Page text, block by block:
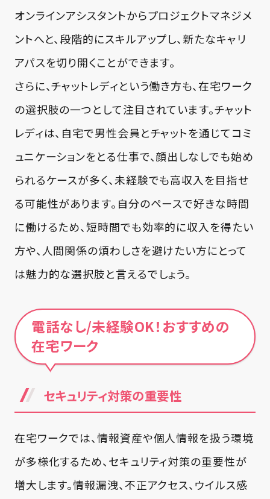
オンラインアシスタントからプロジェクトマネジメ
ントへと、段階的にスキルアップし、新たなキャリ
アパスを切り開くことができます。
さらに、チャットレディという働き方も、在宅ワーク
の選択肢の一つとして注目されています。チャット
レディは、自宅で男性会員とチャットを通じてコミ
ュニケーションをとる仕事で、顔出しなしでも始め
られるケースが多く、未経験でも高収入を目指せ
る可能性があります。自分のペースで好きな時間
に働けるため、短時間でも効率的に収入を得たい
方や、人間関係の煩わしさを避けたい方にとって
は魅力的な選択肢と言えるでしょう。
電話なし/未経験OK！おすすめの
在宅ワーク
セキュリティ対策の重要性
在宅ワークでは、情報資産や個人情報を扱う環境
が多様化するため、セキュリティ対策の重要性が
増大します。情報漏洩、不正アクセス、ウイルス感